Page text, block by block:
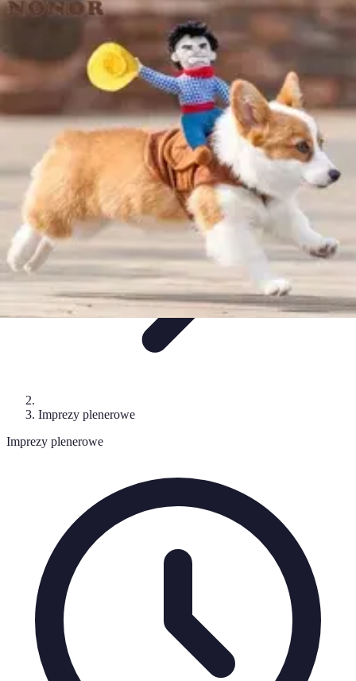
Zabawa i Rozrywka
Zabawy dla dzieciZabawy na świeżym
Organizacja imprez Zabawy i Gry
Zabawa i Rozrywka
Imprezy plenerowe
Imprezy plenerowe